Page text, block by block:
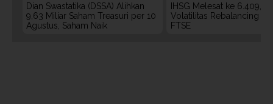
Dian Swastatika (DSSA) Alihkan
9,63 Miliar Saham Treasuri per 10
Agustus, Saham Naik
IHSG Melesat ke 6.409,
Volatilitas Rebalancing
FTSE